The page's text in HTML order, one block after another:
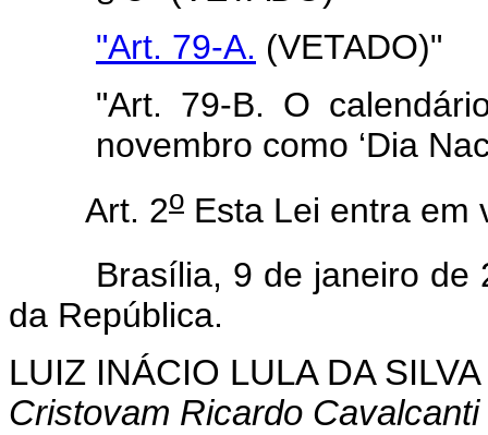
"Art. 79-A. (VETADO)"
"Art. 79-B. O
novembro como ‘Dia
Art. 2o Esta Lei entra em
Brasília, 9 de janeiro de
da República.
LUIZ INÁCIO LULA DA SILVA
Cristovam Ricardo